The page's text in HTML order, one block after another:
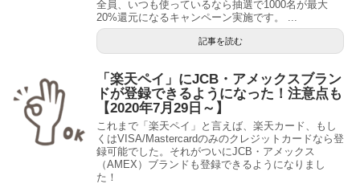
全員、いつも使っているなら抽選で1000名が最大
20%還元になるキャンペーン実施です。 ...
記事を読む
「楽天ペイ」にJCB・アメックスブラン
ドが登録できるようになった！注意点も
【2020年7月29日～】
これまで「楽天ペイ」と言えば、楽天カード、もし
くはVISA/Mastercardのみのクレジットカードなら登
録可能でした。それがついにJCB・アメックス
（AMEX）ブランドも登録できるようになりまし
た！